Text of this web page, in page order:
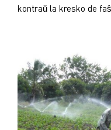
kontraŭ la kresko de